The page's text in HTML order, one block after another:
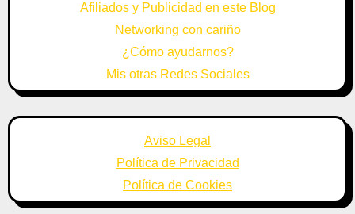
Afiliados y Publicidad en este Blog
Networking con cariño
¿Cómo ayudarnos?
Mis otras Redes Sociales
Aviso Legal
Política de Privacidad
Política de Cookies